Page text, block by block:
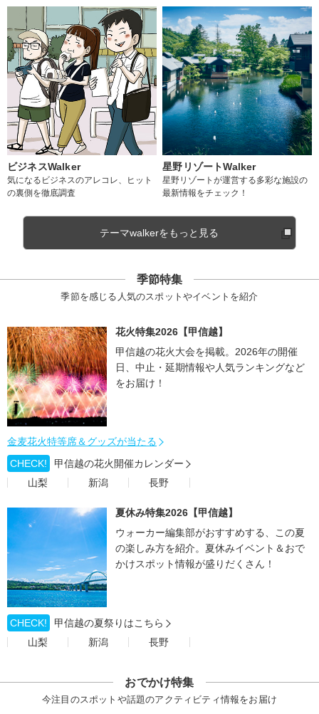
ビジネスWalker
気になるビジネスのアレコレ、ヒット
の裏側を徹底調査
星野リゾートWalker
星野リゾートが運営する多彩な施設の
最新情報をチェック！
テーマwalkerをもっと見る
季節特集
季節を感じる人気のスポットやイベントを紹介
花火特集2026【甲信越】
甲信越の花火大会を掲載。2026年の開催
日、中止・延期情報や人気ランキングなど
をお届け！
金麦花火特等席＆グッズが当たる
CHECK!
甲信越の花火開催カレンダー
山梨
新潟 長野
夏休み特集2026【甲信越】
ウォーカー編集部がおすすめする、この夏
の楽しみ方を紹介。夏休みイベント＆おで
かけスポット情報が盛りだくさん！
CHECK!
甲信越の夏祭りはこちら
山梨
新潟 長野
おでかけ特集
今注目のスポットや話題のアクティビティ情報をお届け